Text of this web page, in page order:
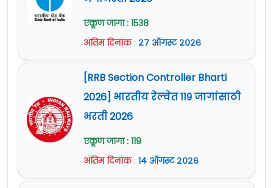
एकूण जागा : 1538
अंतिम दिनांक: २७ ऑगस्ट २०२६
[RRB Section Controller Bharti
2026] भारतीय रेल्वेत 119 जागांसाठी
भरती 2026
एकूण जागा : 119
अंतिम दिनांक: १४ ऑगस्ट २०२६